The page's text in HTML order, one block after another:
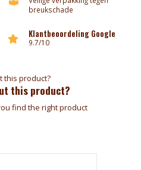
breukschade
Klantbeoordeling Google
9.7/10
this product?
find the right product